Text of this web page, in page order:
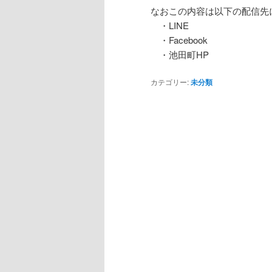
なおこの内容は以下の配信先
・LINE
・Facebook
・池田町HP
カテゴリー:未分類